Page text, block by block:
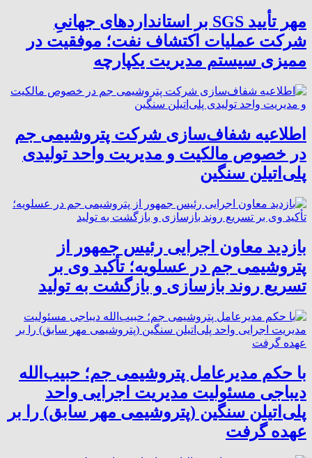
مهر تأیید SGS بر استانداردهای جهانیِ
شرکت عملیات اکتشاف نفت؛ موفقیت در
ممیزی سیستم مدیریت یکپارچه
اطلاعیه شفاف‌سازی شرکت پتروشیمی جم
در خصوص مالکیت و مدیریت واحد تولیدی
پلی‌اتیلن سنگین
بازدید معاون اجرایی رئیس جمهور از
پتروشیمی جم در عسلویه؛ تأکید وی بر
تسریع روند بازسازی و بازگشت به تولید
با حکم مدیرعامل پتروشیمی جم؛ حبیب‌الله
دیباجی مسئولیت مدیریت اجرایی واحد
پلی‌اتیلن سنگین (پتروشیمی مهر سابق) را بر
عهده گرفت